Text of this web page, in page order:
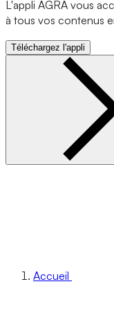
L'appli AGRA vous
à tous vos contenus
Téléchargez l'appli
Accueil